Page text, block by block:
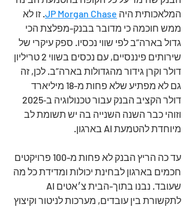
המלאכותית היה JP Morgan Chase. זו לא
ממש חוכמה כי מדובר בבנק-מפלצת הכי
גדול בארה”ב לפי שווי נכסיו. ספק עיקרי של
שירותים פיננסיים, עם נכסים בשווי 2 טריליון
דולר וקרן גידור מהגדולות בארה”ב. לכן, זה
גם לא מפתיע שלא פחות מ-18 מיליארד
וזוהי כבר השנה השנייה בה יש תשומת לב
מיוחדת להטמעת AI בארגון.
עד כה הריץ הבנק לא פחות מ-100 פרויקטים
חכמים בארגון לבחינת יכולות ומדידת כל מה
לתקשורת בין עובדים, מערכות לניטור וקיצוץ